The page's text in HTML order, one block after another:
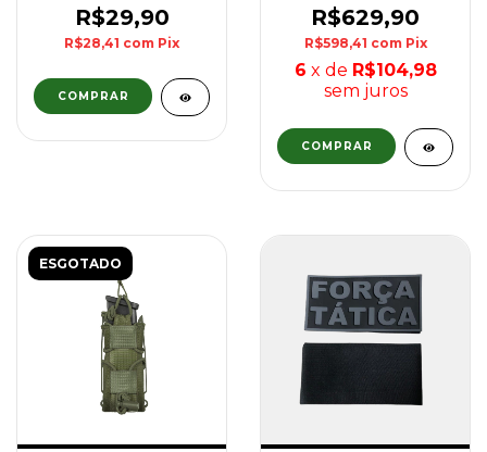
R$29,90
R$28,41 com Pix
R$629,90
R$598,41 com Pix
6 x de R$104,98
sem juros
COMPRAR
ESGOTADO